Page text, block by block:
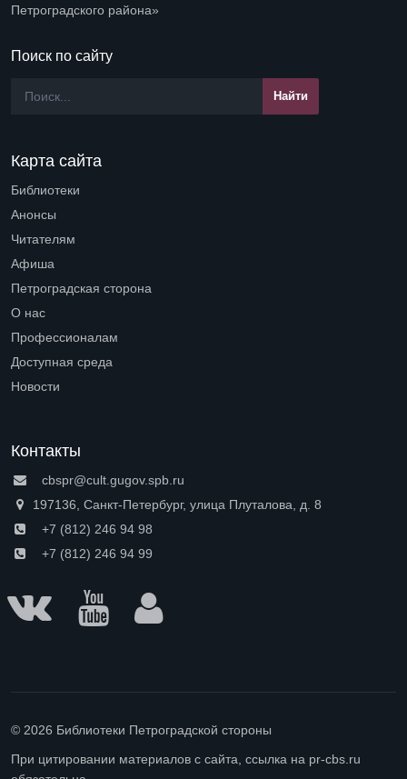
Петроградского района»
Поиск по сайту
Карта сайта
Библиотеки
Анонсы
Читателям
Афиша
Петроградская сторона
О нас
Профессионалам
Доступная среда
Новости
Контакты
cbspr@cult.gugov.spb.ru
197136, Санкт-Петербург, улица Плуталова, д. 8
+7 (812) 246 94 98
+7 (812) 246 94 99
© 2026 Библиотеки Петроградской стороны
При цитировании материалов с сайта, ссылка на pr-cbs.ru